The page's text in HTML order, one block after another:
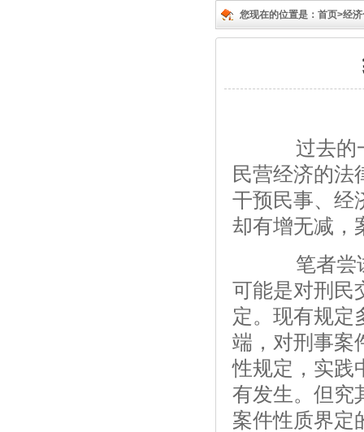
您现在的位置是： 首页>经
过去的一
民营经济的法
干预民事、经
却有增无减，
笔者尝试
可能是对刑民
定。现有规定
端，对刑事案
性规定，实践
有发生。但究
案件性质界定